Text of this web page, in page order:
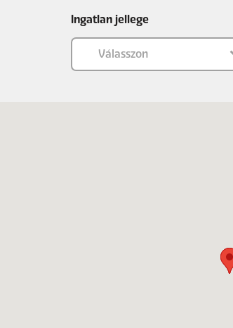
Ingatlan jellege